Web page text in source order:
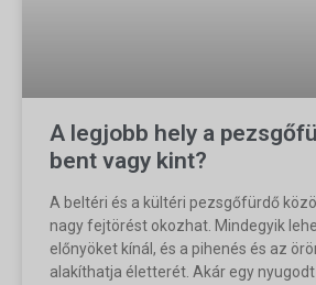
A legjobb hely a
bent vagy kint?
A beltéri és a kültéri pezsgőfürdő
nagy fejtörést okozhat. Mindegyik
előnyöket kínál, és a pihenés és az
alakíthatja életterét. Akár egy